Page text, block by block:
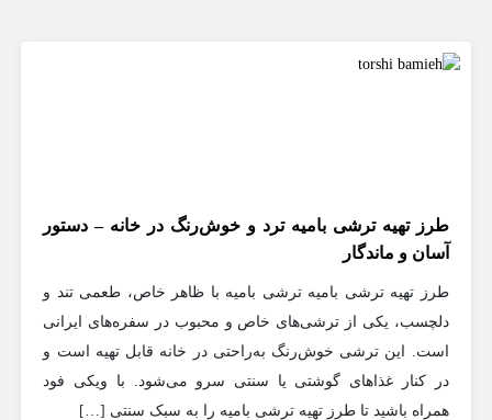
طرز تهیه ترشی بامیه ترد و خوش‌رنگ در خانه – دستور
آسان و ماندگار
طرز تهیه ترشی بامیه ترشی بامیه با ظاهر خاص، طعمی تند و
دلچسب، یکی از ترشی‌های خاص و محبوب در سفره‌های ایرانی
است. این ترشی خوش‌رنگ به‌راحتی در خانه قابل تهیه است و
در کنار غذاهای گوشتی یا سنتی سرو می‌شود. با ویکی فود
همراه باشید تا طرز تهیه ترشی بامیه را به سبک سنتی […]